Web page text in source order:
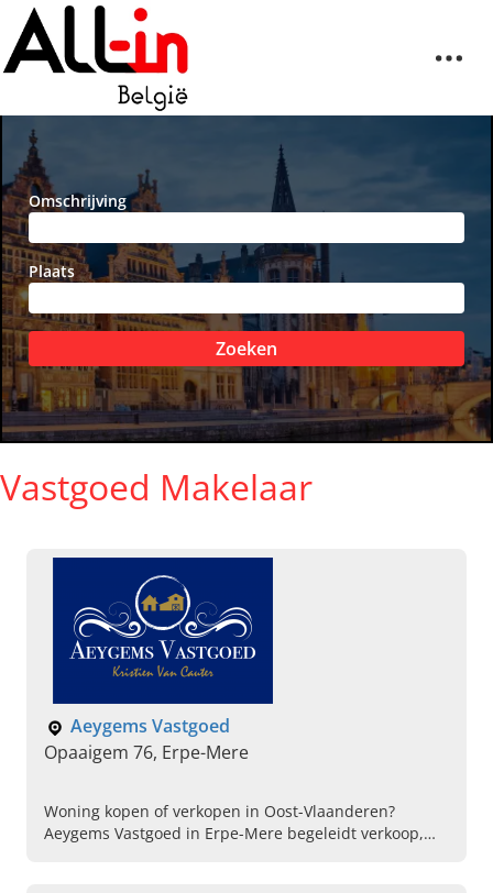
Omschrijving
Plaats
Zoeken
Vastgoed Makelaar
Aeygems Vastgoed
Opaaigem 76, Erpe-Mere
Woning kopen of verkopen in Oost-Vlaanderen?
Aeygems Vastgoed in Erpe-Mere begeleidt verkoop,